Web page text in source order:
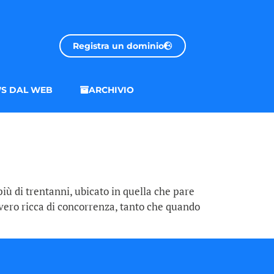
Registra un dominio
DAL WEB ARCHIVIO
di trentanni, ubicato in quella che pare
ricca di concorrenza, tanto che quando